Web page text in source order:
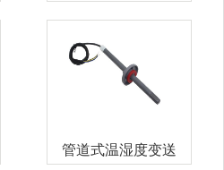
管道式温湿度变送